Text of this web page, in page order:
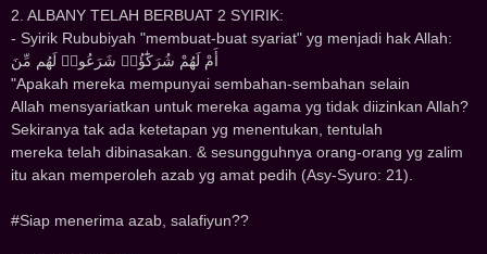
2. ALBANY TELAH BERBUAT 2 SYIRIK:
- Syirik Rububiyah "membuat-buat syariat" yg menjadi hak Allah:
ﺃَﻡْ ﻟَﻬُﻢْ ﺷُﺮَﻛَٰٓﺆُﺍ۟ ﺷَﺮَﻋُﻮﺍ۟ ﻟَﻬُﻢ ﻣِّﻦَ
"Apakah mereka mempunyai sembahan-sembahan selain
Allah mensyariatkan untuk mereka agama yg tidak diizinkan Allah?
Sekiranya tak ada ketetapan yg menentukan, tentulah
mereka telah dibinasakan. & sesungguhnya orang-orang yg zalim
itu akan memperoleh azab yg amat pedih (Asy-Syuro: 21).
#Siap menerima azab, salafiyun??